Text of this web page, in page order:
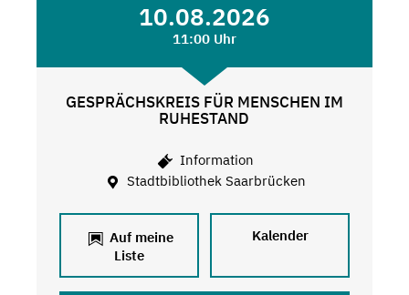
10.08.2026
11:00 Uhr
GESPRÄCHSKREIS FÜR MENSCHEN IM
RUHESTAND
Information
Stadtbibliothek Saarbrücken
Auf meine
Liste
Kalender